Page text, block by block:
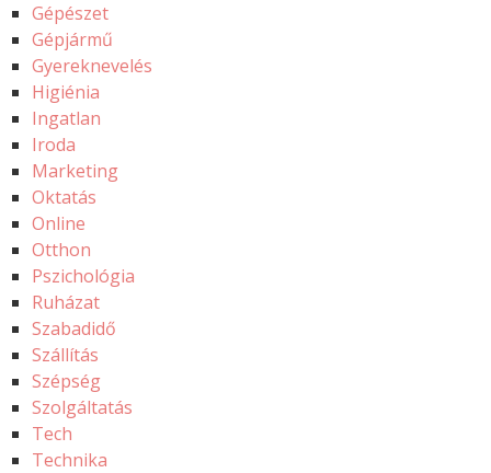
Gépészet
Gépjármű
Gyereknevelés
Higiénia
Ingatlan
Iroda
Marketing
Oktatás
Online
Otthon
Pszichológia
Ruházat
Szabadidő
Szállítás
Szépség
Szolgáltatás
Tech
Technika